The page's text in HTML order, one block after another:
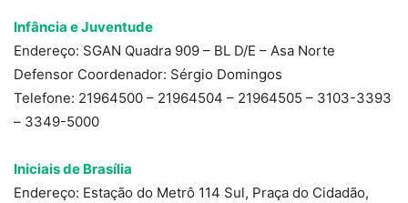
Infância e Juventude
Endereço: SGAN Quadra 909 – BL D/E – Asa Norte
Defensor Coordenador: Sérgio Domingos
Telefone: 21964500 – 21964504 – 21964505 – 3103-3393
– 3349-5000
Iniciais de Brasília
Endereço: Estação do Metrô 114 Sul, Praça do Cidadão,